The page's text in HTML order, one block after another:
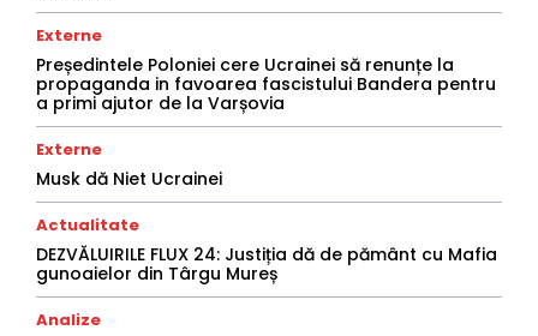
Externe
Președintele Poloniei cere Ucrainei să renunțe la
propaganda in favoarea fascistului Bandera pentru
a primi ajutor de la Varșovia
Externe
Musk dă Niet Ucrainei
Actualitate
DEZVĂLUIRILE FLUX 24: Justiția dă de pământ cu Mafia
gunoaielor din Târgu Mureș
Analize